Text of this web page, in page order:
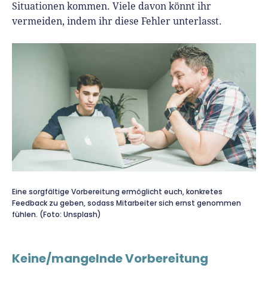
Situationen kommen. Viele davon könnt ihr
vermeiden, indem ihr diese Fehler unterlasst.
Eine sorgfältige Vorbereitung ermöglicht euch, konkretes
Feedback zu geben, sodass Mitarbeiter sich ernst genommen
fühlen. (Foto: Unsplash)
Keine/mangelnde Vorbereitung